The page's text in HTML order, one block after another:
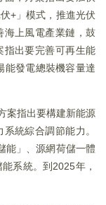
+」模式，推進光伏
海上風電產業鏈，鼓
指出要完善可再生能
能發電總裝機容量達
案指出要構建新能源
統綜合調節能力。
能」、源網荷儲一體
系統。到2025年，